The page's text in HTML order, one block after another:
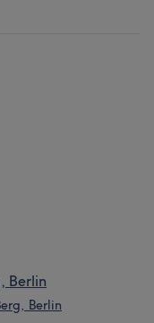
Berlin
Berlin